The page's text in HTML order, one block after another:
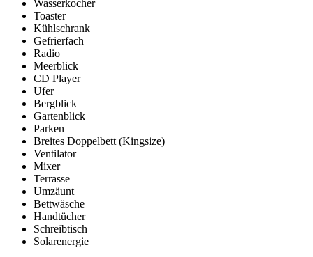
Wasserkocher
Toaster
Kühlschrank
Gefrierfach
Radio
Meerblick
CD Player
Ufer
Bergblick
Gartenblick
Parken
Breites Doppelbett (Kingsize)
Ventilator
Mixer
Terrasse
Umzäunt
Bettwäsche
Handtücher
Schreibtisch
Solarenergie